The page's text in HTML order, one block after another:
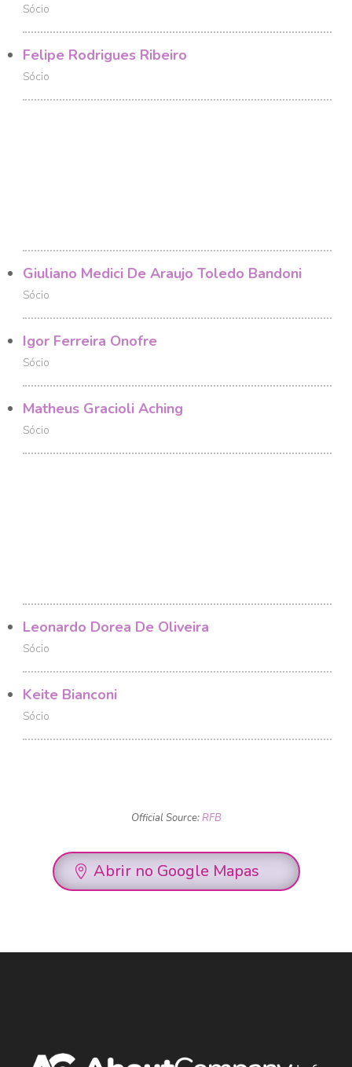
Sócio
Felipe Rodrigues Ribeiro
Sócio
Giuliano Medici De Araujo Toledo Bandoni
Sócio
Igor Ferreira Onofre
Sócio
Matheus Gracioli Aching
Sócio
Leonardo Dorea De Oliveira
Sócio
Keite Bianconi
Sócio
Official Source:RFB
Abrir no Google Mapas